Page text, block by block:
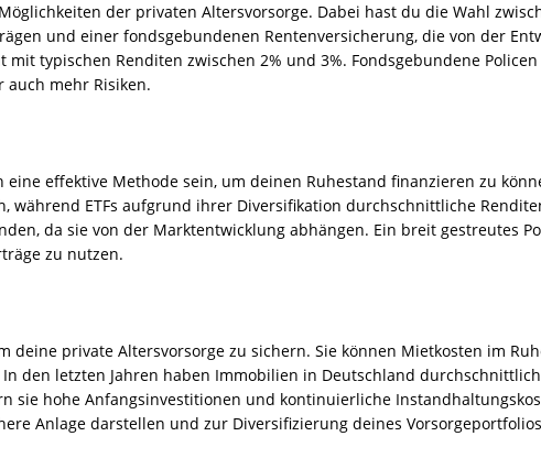
der privaten Altersvorsorge. Dabei hast du die Wahl
und einer fondsgebundenen Rentenversicherung, die von der
typischen Renditen zwischen 2% und 3%. Fondsgebundene
auch mehr Risiken.
effektive Methode sein, um deinen Ruhestand finanzieren zu
während ETFs aufgrund ihrer Diversifikation durchschnittliche
da sie von der Marktentwicklung abhängen. Ein breit gestreutes
zu nutzen.
private Altersvorsorge zu sichern. Sie können Mietkosten im
den letzten Jahren haben Immobilien in Deutschland
sie hohe Anfangsinvestitionen und kontinuierliche
Anlage darstellen und zur Diversifizierung deines